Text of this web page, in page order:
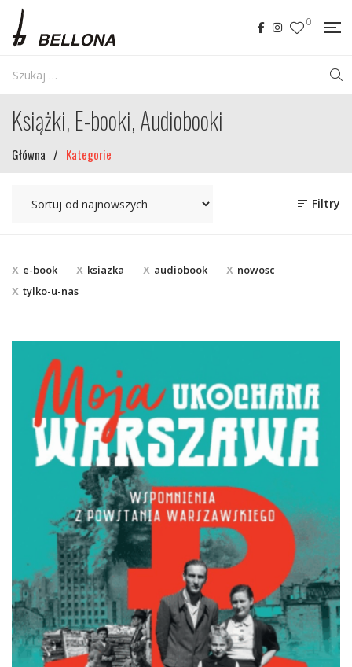
0
Książki, E-booki, Audiobooki
Główna / Kategorie
Filtry
e-book ksiazka audiobook
nowosc
tylko-u-nas